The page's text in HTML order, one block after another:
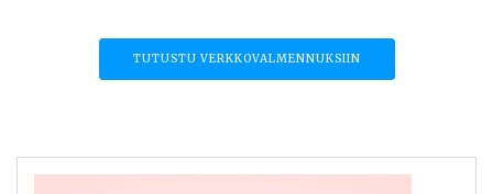
TUTUSTU VERKKOVALMENNUKSIIN